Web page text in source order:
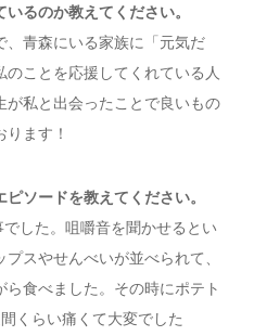
るのか教えてください。
青森にいる家族に「元気だ
のことを応援してくれている人
私と出会ったことで良いもの
ます！
ソードを教えてください。
した。咀嚼音を聞かせるとい
スやせんべいが並べられて、
食べました。その時にポテト
くらい痛くて大変でした